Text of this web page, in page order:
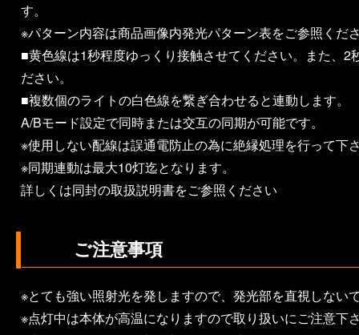
す。
※パターン内容は商品画像内発光パターン表をご参照くだ
■黄色線は1秒程度ゆっくり接触させてください。また、2
ださい。
■複数個のライトの白色線を繋ぎ合わせると連動します。
A/Bモード設定で同時または交互の同期が可能です。
※使用しない配線は誤通電防止の為に絶縁処理を行って下
※同期連動は最大10灯迄となります。
詳しくは同封の取扱説明書をご参照ください
ご注意事項
※とても強い照射光を発しますので、発光部を直視しない
※点灯中は本体が高温になりますので取り扱いにご注意下